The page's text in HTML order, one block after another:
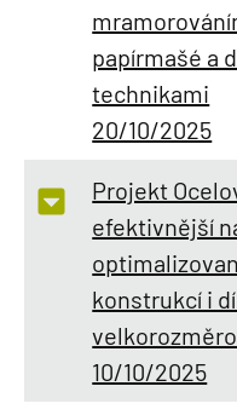
papírmašé a
technikami
20/10/2025
Projekt
efektivnější
konstrukcí i
10/10/2025